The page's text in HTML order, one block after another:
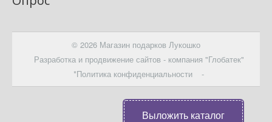
© 2026 Магазин подарков Лукошко
Разработка и продвижение сайтов - компания "Глобатек"
*Политика конфиденциальности
-
Выложить каталог